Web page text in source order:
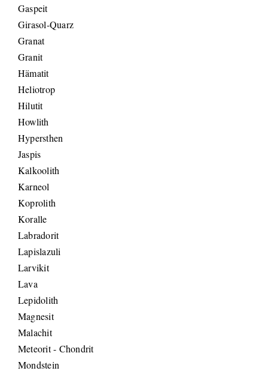
Gaspeit
Girasol-Quarz
Granat
Granit
Hämatit
Heliotrop
Hilutit
Howlith
Hypersthen
Jaspis
Kalkoolith
Karneol
Koprolith
Koralle
Labradorit
Lapislazuli
Larvikit
Lava
Lepidolith
Magnesit
Malachit
Meteorit - Chondrit
Mondstein